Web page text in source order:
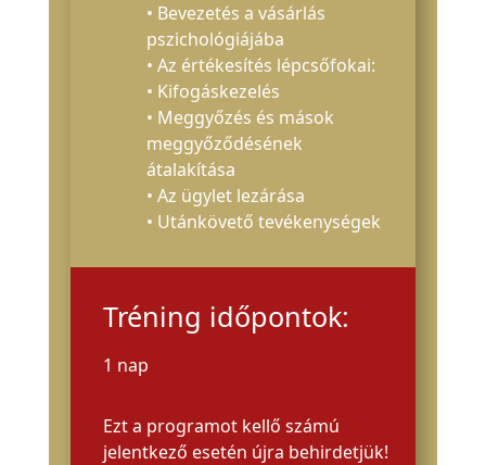
• Bevezetés a vásárlás
pszichológiájába
• Az értékesítés lépcsőfokai:
• Kifogáskezelés
• Meggyőzés és mások
meggyőződésének
átalakítása
• Az ügylet lezárása
• Utánkövető tevékenységek
Tréning időpontok:
1 nap
Ezt a programot kellő számú
jelentkező esetén újra behirdetjük!